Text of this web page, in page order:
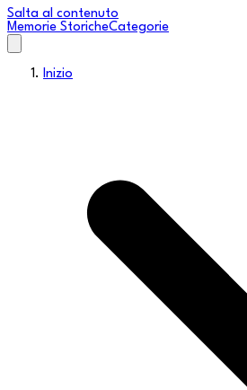
Salta al contenuto
Memorie StoricheCategorie
Inizio